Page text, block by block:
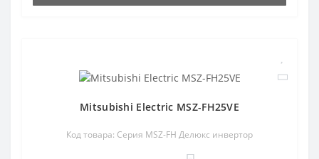
Mitsubishi Electric MSZ-FH25VE
Код товара: Серия MSZ-FH Делюкс инвертор